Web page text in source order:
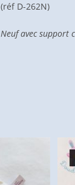
(réf D-262N)
Neuf avec support